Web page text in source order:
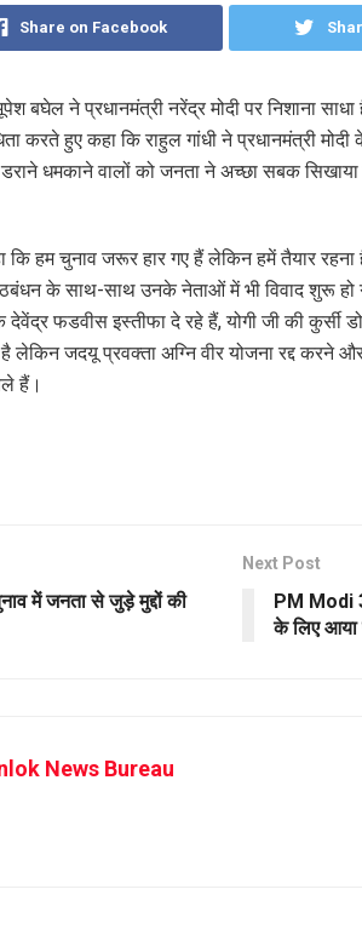
Share on Facebook
बघेल ने प्रधानमंत्री नरेंद्र मोदी पर निशाना
करते हुए कहा कि राहुल गांधी ने प्रधानमंत्री मोदी
धमकाने वालों को जनता ने अच्छा सबक
हम चुनाव जरूर हार गए हैं लेकिन हमें तैयार
के साथ-साथ उनके नेताओं में भी विवाद शुरू हो
देवेंद्र फडवीस इस्तीफा दे रहे हैं, योगी जी की कुर्सी
लेकिन जदयू प्रवक्ता अग्नि वीर योजना रद्द करने
हैं।
में जनता से जुड़े मुद्दों की
Next Post
PM Modi
के लिए आया
News Bureau